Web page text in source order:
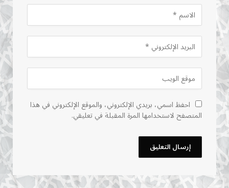
احفظ اسمي، بريدي الإلكتروني، والموقع الإلكتروني في هذا
المتصفح لاستخدامها المرة المقبلة في تعليقي.